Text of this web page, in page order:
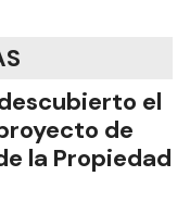
el
de
la Propiedad